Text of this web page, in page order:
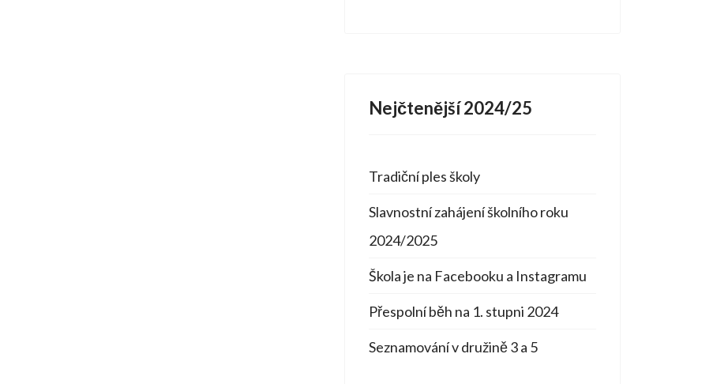
Nejčtenější 2024/25
Tradiční ples školy
Slavnostní zahájení školního roku
2024/2025
Škola je na Facebooku a Instagramu
Přespolní běh na 1. stupni 2024
Seznamování v družině 3 a 5